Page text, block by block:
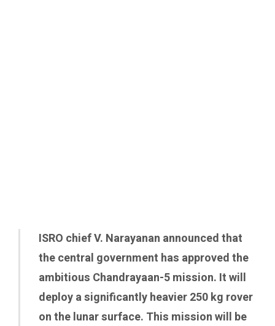
ISRO chief V. Narayanan announced that
the central government has approved the
ambitious Chandrayaan-5 mission. It will
deploy a significantly heavier 250 kg rover
on the lunar surface. This mission will be